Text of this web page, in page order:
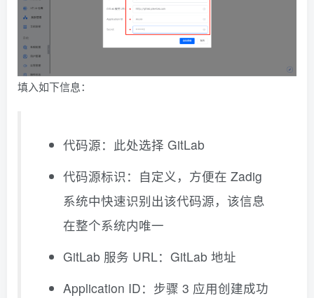
填入如下信息：
代码源：此处选择 GitLab
代码源标识：自定义，方便在 Zadig
系统中快速识别出该代码源，该信息
在整个系统内唯一
GitLab 服务 URL：GitLab 地址
Application ID：步骤 3 应用创建成功